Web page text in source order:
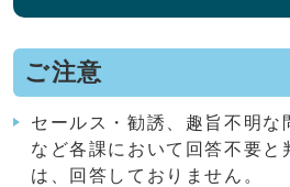
ご注意
セールス・勧誘、趣旨不明な
など各課において回答不要と
は、回答しておりません。